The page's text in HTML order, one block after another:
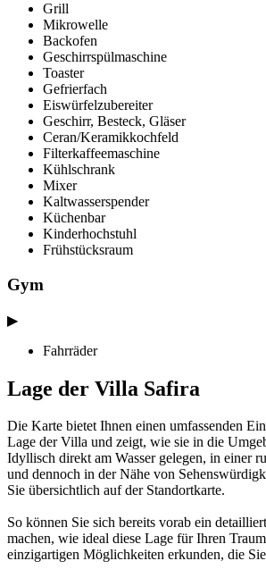
Grill
Mikrowelle
Backofen
Geschirrspülmaschine
Toaster
Gefrierfach
Eiswürfelzubereiter
Geschirr, Besteck, Gläser
Ceran/Keramikkochfeld
Filterkaffeemaschine
Kühlschrank
Mixer
Kaltwasserspender
Küchenbar
Kinderhochstuhl
Frühstücksraum
Gym
▶
Fahrräder
Lage der Villa Safira
Die Karte bietet Ihnen einen umfassenden
Lage der Villa und zeigt, wie sie in die
Idyllisch direkt am Wasser gelegen, in einer
und dennoch in der Nähe von
Sie übersichtlich auf der Standortkarte.
So können Sie sich bereits vorab ein
machen, wie ideal diese Lage für Ihren
einzigartigen Möglichkeiten erkunden, die